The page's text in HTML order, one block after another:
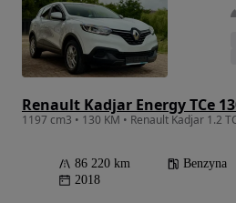
Renault Kadjar Energy TCe
86 220 km Benzyna
2018